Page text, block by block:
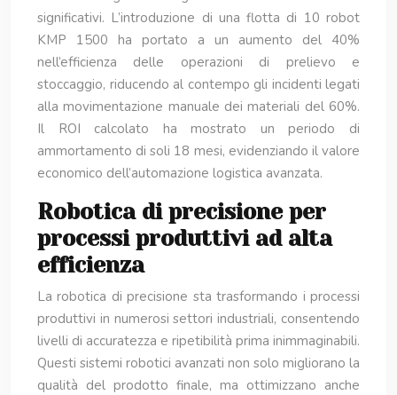
significativi. L’introduzione di una flotta di 10 robot
KMP 1500 ha portato a un aumento del 40%
nell’efficienza delle operazioni di prelievo e
stoccaggio, riducendo al contempo gli incidenti legati
alla movimentazione manuale dei materiali del 60%.
Il ROI calcolato ha mostrato un periodo di
ammortamento di soli 18 mesi, evidenziando il valore
economico dell’automazione logistica avanzata.
Robotica di precisione per
processi produttivi ad alta
efficienza
La robotica di precisione sta trasformando i processi
produttivi in numerosi settori industriali, consentendo
livelli di accuratezza e ripetibilità prima inimmaginabili.
Questi sistemi robotici avanzati non solo migliorano la
qualità del prodotto finale, ma ottimizzano anche